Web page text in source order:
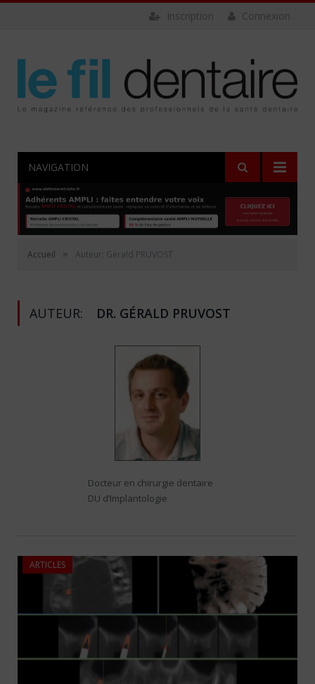
Connexion
Inscription
NAVIGATION
Accueil » Auteur: Gérald PRUVOST
AUTEUR: DR. GÉRALD PRUVOST
Docteur en chirurgie dentaire
DU d’Implantologie
ARTICLES